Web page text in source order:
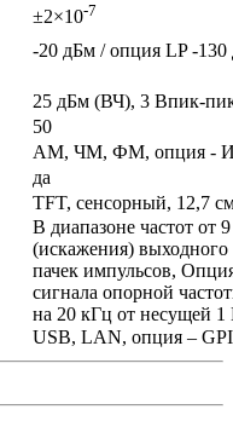
±2×10-7
-20 дБм / опция LP -
25 дБм (ВЧ), 3 Впик-
50
AM, ЧМ, ФМ, опция -
да
TFT, сенсорный, 12,7
В диапазоне частот от
(искажения)
пачек импульсов,
сигнала опорной
на 20 кГц от несущей 1
USB, LAN, опция –